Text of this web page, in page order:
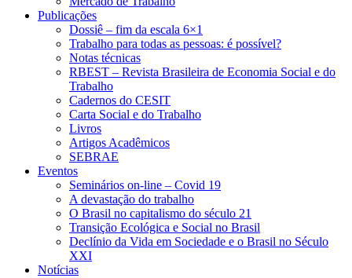
Publicações
Dossiê – fim da escala 6×1
Trabalho para todas as pessoas: é possível?
Notas técnicas
RBEST – Revista Brasileira de Economia Social e do
Trabalho
Cadernos do CESIT
Carta Social e do Trabalho
Livros
Artigos Acadêmicos
SEBRAE
Eventos
Seminários on-line – Covid 19
A devastação do trabalho
O Brasil no capitalismo do século 21
Transição Ecológica e Social no Brasil
Declínio da Vida em Sociedade e o Brasil no Século
XXI
Notícias